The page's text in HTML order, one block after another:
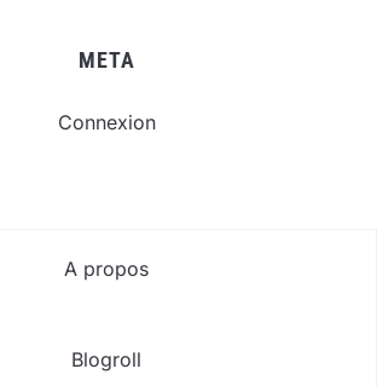
META
Connexion
A propos
Blogroll